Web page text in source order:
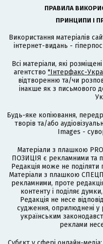
ПРАВИЛА
ПРИНЦИПИ І
Використання матеріалів
інтернет-видань -
Всі матеріали, які
агентство "Інтерфакс-
відтворенню та/чи
інакше як з письмового
Будь-яке копіювання,
творів та/або
Images -
Матеріали з плашкою
ПОЗИЦІЯ є рекламними та
Редакція може не поділяти
Матеріали з плашкою
рекламними, проте
контенту і поділяє
Редакція не несе
судження, оприлюднені у
українським
реклами